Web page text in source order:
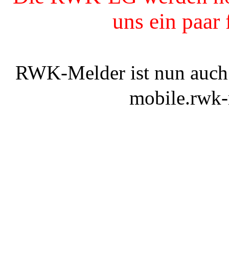
uns ein
RWK-Melder ist nun